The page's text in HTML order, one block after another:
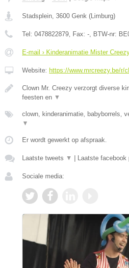
Stadsplein, 3600 Genk (Limburg)
Tel: 0478822879, Fax: -, BTW-nr:
E-mail › Kinderanimatie Mister
Website: https://www.mrcreezy.be/r/
Clown Mr. Creezy verzorgt diverse
feesten en ▼
clown, kinderanimatie, babyborrels,
▼
Er wordt gewerkt op afspraak.
Laatste tweets ▼ Laatste facebook
Sociale media: